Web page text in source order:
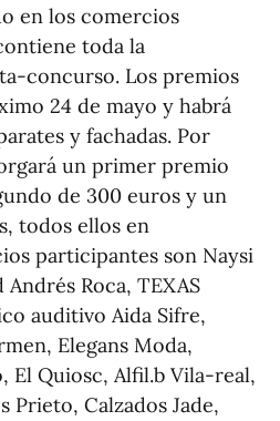
en los comercios
toda la
concurso. Los premios
24 de mayo y habrá
y fachadas. Por
un primer premio
de 300 euros y un
todos ellos en
participantes son Naysi
Roca, TEXAS
auditivo Aida Sifre,
Elegans Moda,
El Quiosc, Alfil.b Vila-real,
Prieto, Calzados Jade,